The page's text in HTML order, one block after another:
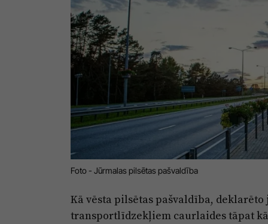
Foto - Jūrmalas pilsētas pašvaldība
Kā vēsta pilsētas pašvaldība,
transportlīdzekļiem caurlaides tāpat